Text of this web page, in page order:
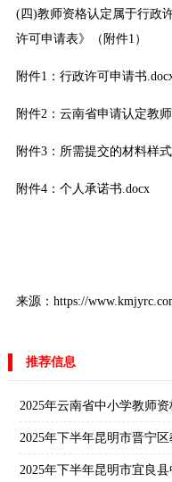
(四)教师资格认定属于行政
许可申请表》（附件1）
附件1：行政许可申请书
附件2：云南省申请认定教
附件3：所需提交的材料样
附件4：个人承诺书.docx
来源：https://
推荐信息
2025年云南省中小学教师
2025年下半年昆明市宜良